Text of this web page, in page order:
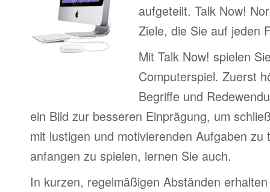
aufgeteilt. Talk Now!
Ziele, die Sie auf jeden
Mit Talk Now! spielen
Computerspiel. Zuerst
Begriffe und
ein Bild zur besseren Einprägung, um
mit lustigen und motivierenden Aufgaben zu
anfangen zu spielen, lernen Sie auch.
In kurzen, regelmäßigen Abständen